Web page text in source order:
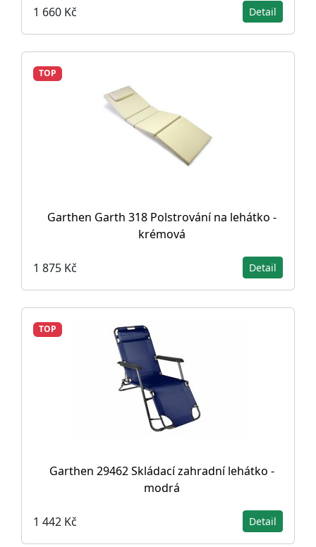
1 660 Kč Detail
TOP
Garthen Garth 318 Polstrování na lehátko -
krémová
1 875 Kč Detail
TOP
Garthen 29462 Skládací zahradní lehátko -
modrá
1 442 Kč Detail